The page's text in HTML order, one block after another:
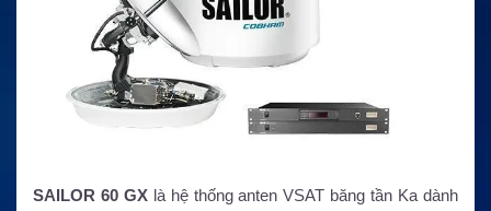
SAILOR 60 GXlà hệ thống anten VSAT băng tần Ka dành